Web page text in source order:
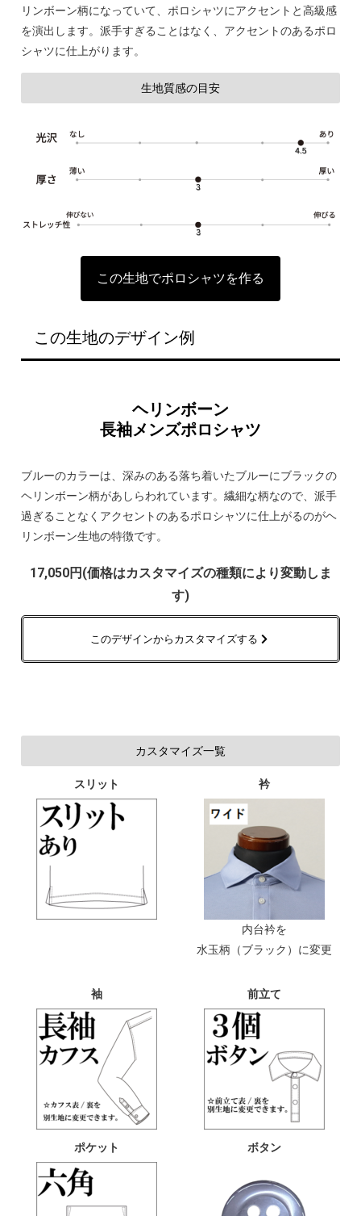
リンボーン柄になっていて、ポロシャツにアクセントと高級感
を演出します。派手すぎることはなく、アクセントのあるポロ
シャツに仕上がります。
生地質感の目安
この生地でポロシャツを作る
この生地のデザイン例
ヘリンボーン
長袖メンズポロシャツ
ブルーのカラーは、深みのある落ち着いたブルーにブラックの
ヘリンボーン柄があしらわれています。繊細な柄なので、派手
過ぎることなくアクセントのあるポロシャツに仕上がるのがヘ
リンボーン生地の特徴です。
17,050円(価格はカスタマイズの種類により変動しま
す)
このデザインからカスタマイズする
カスタマイズ一覧
スリット 衿
内台衿を
水玉柄（ブラック）に変更
袖 前立て
ポケット ボタン